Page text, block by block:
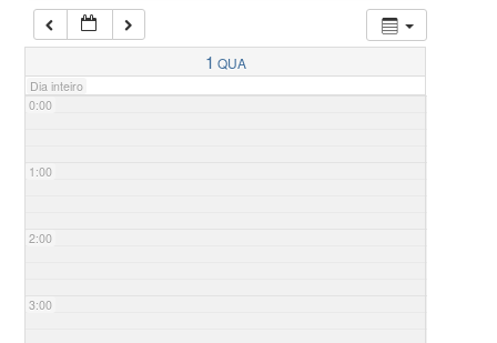
1 QUA
Dia inteiro
0:00
1:00
2:00
3:00